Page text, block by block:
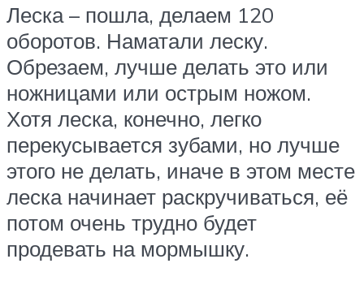
Леска – пошла, делаем 120
оборотов. Наматали леску.
Обрезаем, лучше делать это или
ножницами или острым ножом.
Хотя леска, конечно, легко
перекусывается зубами, но лучше
этого не делать, иначе в этом месте
леска начинает раскручиваться, её
потом очень трудно будет
продевать на мормышку.